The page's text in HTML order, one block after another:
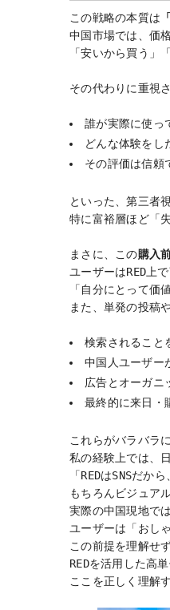
この戦略の本質は
中国市場では、価
「安いから買う」
その代わりに重視
誰が実際に使っ
どんな体験をし
その評価は信頼
といった、第三者
特に富裕層ほど「
まさに、この購入
ユーザーはRED上
「自分にとって価
また、単発の投稿
検索されること
中国人ユーザー
広告とオーガニ
最終的に来日・
これらがバラバラ
私の経験上では、
「REDはSNSだか
もちろんビジュア
実際の中国現地で
ユーザーは「おし
この前提を理解せ
REDを活用した高
ここを正しく理解